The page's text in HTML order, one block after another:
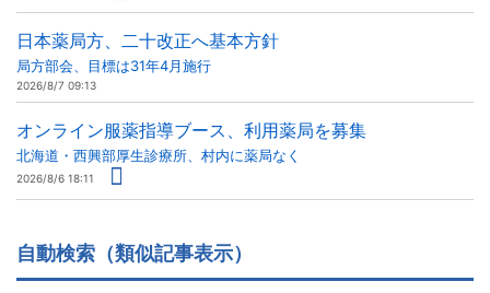
日本薬局方、二十改正へ基本方針
局方部会、目標は31年4月施行
2026/8/7 09:13
オンライン服薬指導ブース、利用薬局を募集
北海道・西興部厚生診療所、村内に薬局なく
2026/8/6 18:11
自動検索（類似記事表示）